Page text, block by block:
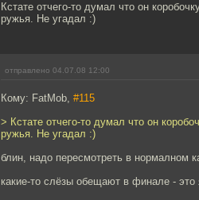
Кстате отчего-то думал что он
ружья. Не угадал :)
отправлено 04.07.08 12:00
Кому: FatMob, #115
> Кстате отчего-то думал что он
ружья. Не угадал :)
блин, надо пересмотреть в нормалном
какие-то слёзы обещают в финале - это